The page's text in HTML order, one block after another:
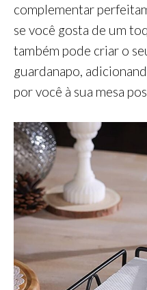
complementar
se você gosta de um
também pode criar o
guardanapo,
por você à sua mesa